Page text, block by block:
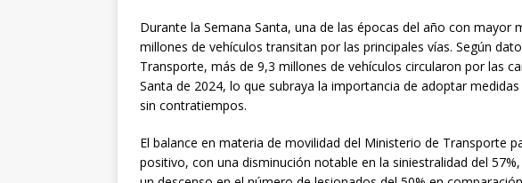
Durante la Semana Santa, una de las épocas del año con mayor
millones de vehículos transitan por las principales vías. Según
Transporte, más de 9,3 millones de vehículos circularon por las
Santa de 2024, lo que subraya la importancia de adoptar
sin contratiempos.
El balance en materia de movilidad del Ministerio de Transporte
positivo, con una disminución notable en la siniestralidad del